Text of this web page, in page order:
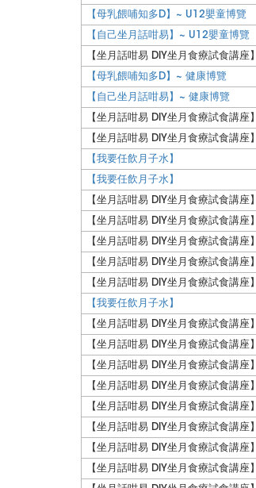
【母乳餵哺知多D】~ U12嬰童博覽
【自己坐月話咁易】~ U12嬰童博覽
【坐月話咁易 DIY坐月食療試食講座】
【母乳餵哺知多D】~ 健康博覽
【自己坐月話咁易】~ 健康博覽
【坐月話咁易 DIY坐月食療試食講座】
【坐月話咁易 DIY坐月食療試食講座】
【我要任飲月子水】
【我要任飲月子水】
【坐月話咁易 DIY坐月食療試食講座】
【坐月話咁易 DIY坐月食療試食講座】
【坐月話咁易 DIY坐月食療試食講座】
【坐月話咁易 DIY坐月食療試食講座】
【坐月話咁易 DIY坐月食療試食講座】
【我要任飲月子水】
【坐月話咁易 DIY坐月食療試食講座】
【坐月話咁易 DIY坐月食療試食講座】
【坐月話咁易 DIY坐月食療試食講座】
【坐月話咁易 DIY坐月食療試食講座】
【坐月話咁易 DIY坐月食療試食講座】
【坐月話咁易 DIY坐月食療試食講座】
【坐月話咁易 DIY坐月食療試食講座】
【坐月話咁易 DIY坐月食療試食講座】